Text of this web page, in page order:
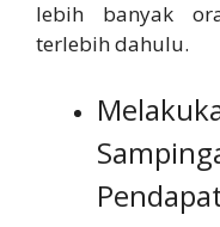
lebih banyak
terlebih dahulu.